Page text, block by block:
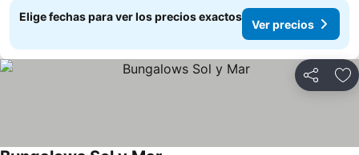
Elige fechas para ver los precios exactos
Ver precios
Compartir